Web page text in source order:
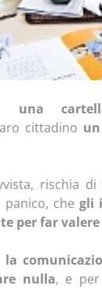
una
cittadino
rischia
che gli
per far
nulla, e